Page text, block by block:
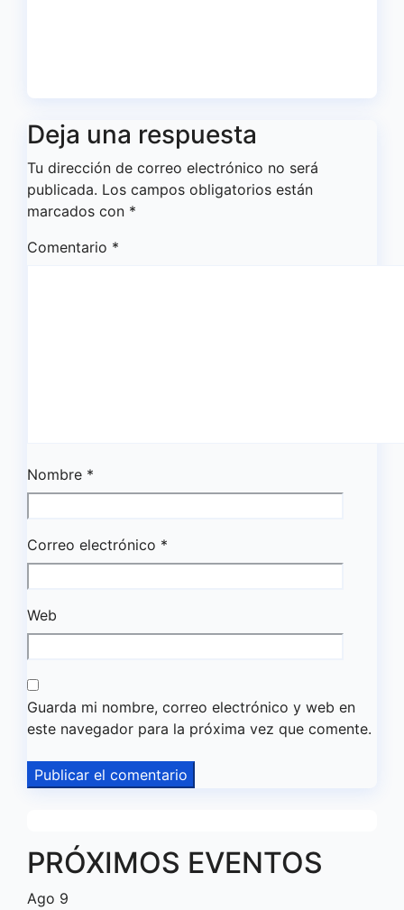
Deja una respuesta
Tu dirección de correo electrónico no será
publicada. Los campos obligatorios están
marcados con *
Comentario *
Nombre *
Correo electrónico *
Web
Guarda mi nombre, correo electrónico y web en
este navegador para la próxima vez que comente.
PRÓXIMOS EVENTOS
Ago 9